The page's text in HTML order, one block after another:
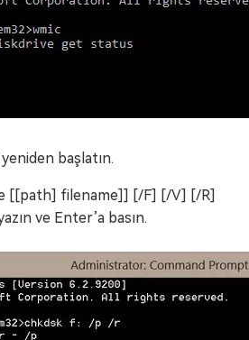
başlatın.
[[path] filename]] [/F] [/V] [/R]
ve Enter’a basın.